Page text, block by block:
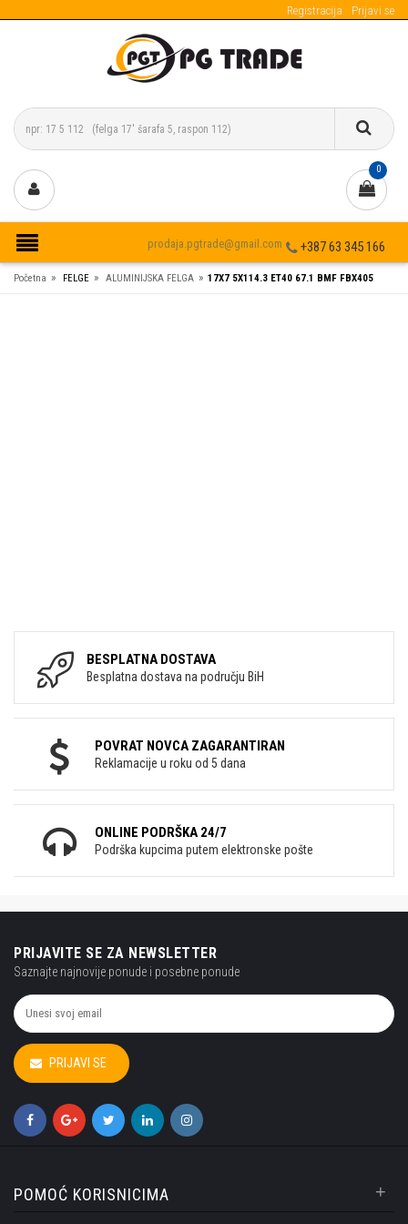
Registracija Prijavi se
0
+387 63 345 166
prodaja.pgtrade@gmail.com
Početna » FELGE » ALUMINIJSKA FELGA » 17X7 5X114.3 ET40 67.1 BMF FBX405
BESPLATNA DOSTAVA
Besplatna dostava na području BiH
POVRAT NOVCA ZAGARANTIRAN
Reklamacije u roku od 5 dana
ONLINE PODRŠKA 24/7
Podrška kupcima putem elektronske pošte
PRIJAVITE SE ZA NEWSLETTER
Saznajte najnovije ponude i posebne ponude
PRIJAVI SE
POMOĆ KORISNICIMA +